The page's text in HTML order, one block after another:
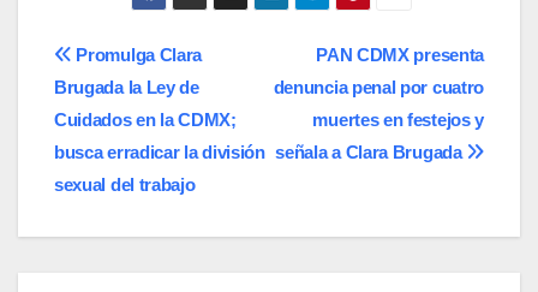
Navegación
de
entradas
PAN CDMX presenta
denuncia penal por cuatro
muertes en festejos y
señala a Clara Brugada
Promulga Clara
Brugada la Ley de
Cuidados en la CDMX;
busca erradicar la división
sexual del trabajo